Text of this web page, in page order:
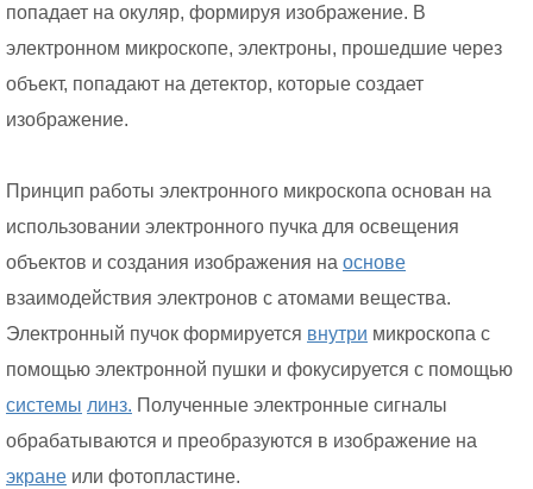
попадает на окуляр, формируя изображение. В
электронном микроскопе, электроны, прошедшие через
объект, попадают на детектор, которые создает
изображение.
Принцип работы электронного микроскопа основан на
использовании электронного пучка для освещения
объектов и создания изображения на основе
взаимодействия электронов с атомами вещества.
Электронный пучок формируется внутри микроскопа с
помощью электронной пушки и фокусируется с помощью
системы линз. Полученные электронные сигналы
обрабатываются и преобразуются в изображение на
экране или фотопластине.